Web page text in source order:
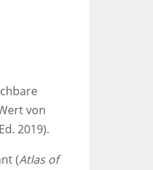
von
2019).
(Atlas of